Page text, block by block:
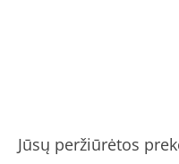
Jūsų peržiūrėtos